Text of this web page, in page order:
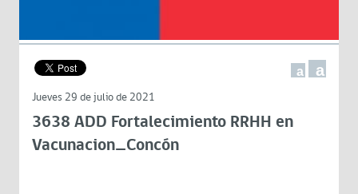
a a
Jueves 29 de julio de 2021
3638 ADD Fortalecimiento RRHH en
Vacunacion_Concón